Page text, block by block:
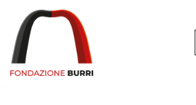
Vai
al
contenuto